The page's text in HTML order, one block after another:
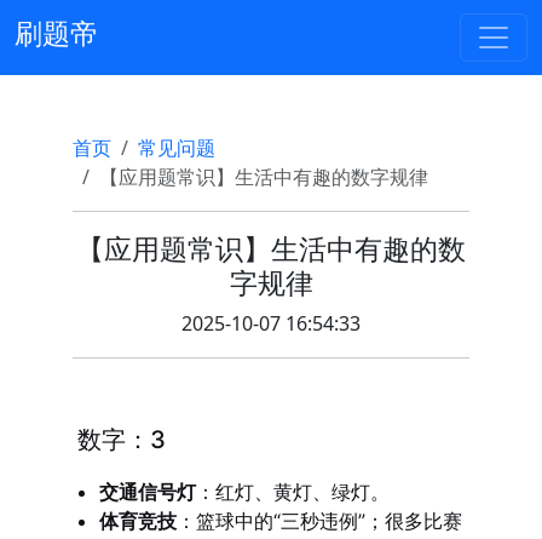
刷题帝
首页
常见问题
【应用题常识】生活中有趣的数字规律
【应用题常识】生活中有趣的数
字规律
2025-10-07 16:54:33
数字：3
交通信号灯：红灯、黄灯、绿灯。
体育竞技 ：篮球中的“三秒违例”；很多比赛